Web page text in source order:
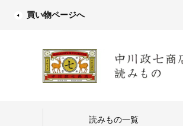
買い物ページへ
読みもの一覧